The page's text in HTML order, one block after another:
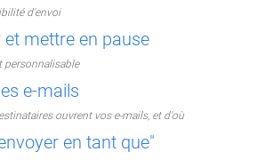
d'envoi
et mettre en pause
personnalisable
e-mails
ouvrent vos e-mails, et d'où
en tant que"